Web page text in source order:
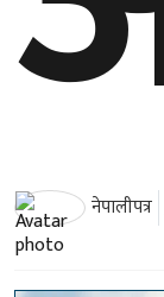
नेपालीपत्र